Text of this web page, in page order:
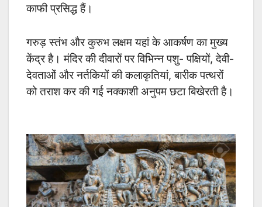
काफी प्रसिद्ध हैं।
गरुड़ स्तंभ और कुरुभ लक्षम यहां के आकर्षण का मुख्य
केंद्र है। मंदिर की दीवारों पर विभिन्न पशु- पक्षियों, देवी-
देवताओं और नर्तकियों की कलाकृतियां, बारीक पत्थरों
को तराश कर की गई नक्काशी अनुपम छटा बिखेरती है।